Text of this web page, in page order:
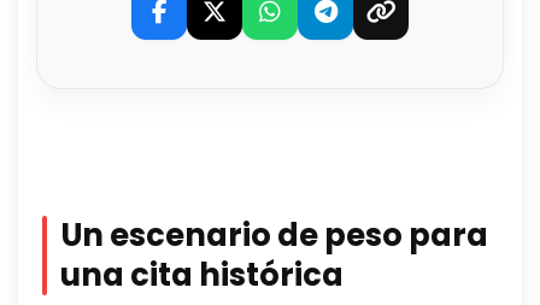
Un escenario de peso para
una cita histórica